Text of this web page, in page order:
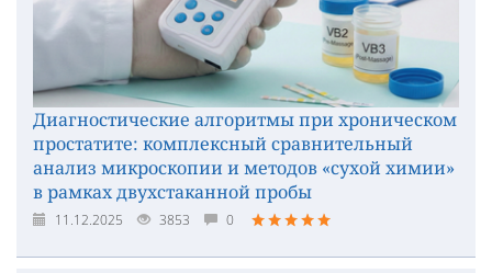
Диагностические алгоритмы при хроническом
простатите: комплексный сравнительный
анализ микроскопии и методов «сухой химии»
в рамках двухстаканной пробы
11.12.2025 3853 0